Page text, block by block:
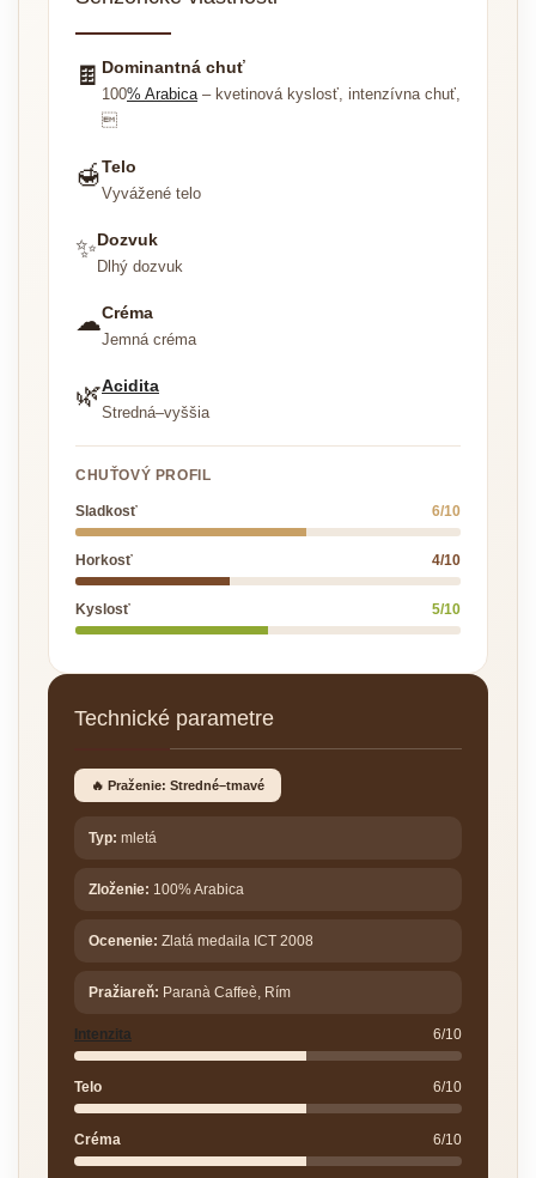
🍫 Dominantná chuť
100% Arabica– kvetinová kyslosť, intenzívna chuť,

🍯Telo
Vyvážené telo
✨Dozvuk
Dlhý dozvuk
☁Créma
Jemná créma
🌿Acidita
Stredná–vyššia
CHUŤOVÝ PROFIL
Sladkosť 6/10
Horkosť 4/10
Kyslosť 5/10
Technické parametre
🔥 Praženie: Stredné–tmavé
Typ: mletá
Zloženie: 100% Arabica
Ocenenie: Zlatá medaila ICT 2008
Pražiareň: Paranà Caffeè, Rím
Intenzita 6/10
Telo 6/10
Créma 6/10